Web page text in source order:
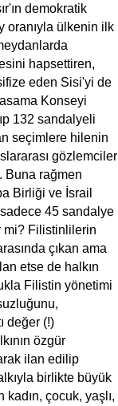
demokratik
oranıyla ülkenin ilk
hapsettiren,
eden Sisi'yi de
Konseyi
132 sandalyeli
seçimlere hilenin
gözlemciler
Buna rağmen
Birliği ve İsrail
45 sandalye
mi? Filistinlilerin
çıkan ama
etse de halkın
Filistin yönetimi
değer (!)
özgür
ilan edilip
birlikte büyük
kadın, çocuk, yaşlı,